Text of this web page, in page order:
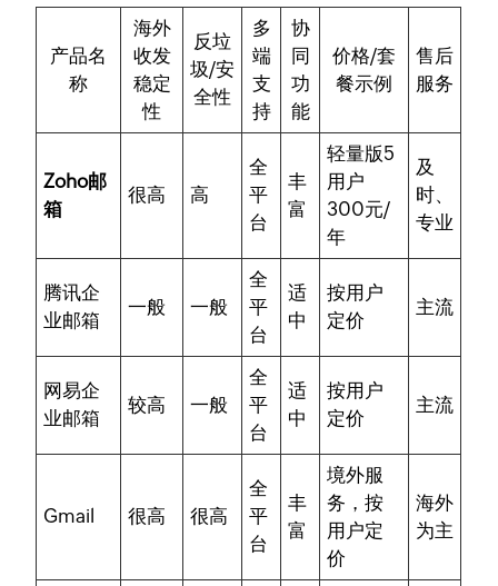
产品名
称
海外
收发
稳定
性
反垃
圾/安
全性
多
端
支
持
协
同
功
能
价格/套
餐示例
售后
服务
Zoho邮
箱
很高 高
全
平
台
丰
富
轻量版5
用户
300元/
年
及
时、
专业
腾讯企
业邮箱
一般 一般
全
平
台
适
中
按用户
定价
主流
网易企
业邮箱
较高 一般
全
平
台
适
中
按用户
定价
主流
Gmail 很高 很高
全
平
台
丰
富
境外服
务，按
用户定
价
海外
为主